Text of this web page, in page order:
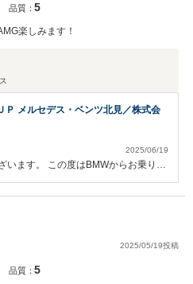
品質：5
楽しみます！
メルセデス・ベンツ北見／株式会
2025/06/19
ます。 この度はBMWからお乗り換
す！ 初メルセデスでしかもAMGで
ます。 今後も操作方法やアフター
せください。 末永いお付き合いの
2025/05/19投稿
品質：5